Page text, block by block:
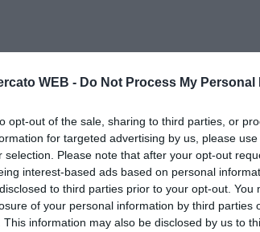
WEB - Do Not Process My Personal
opt-out of the sale, sharing to third parties, or
for targeted advertising by us, please
selection. Please note that after your opt-out
interest-based ads based on personal
to third parties prior to your opt-out. You
of your personal information by third parties
This information may also be disclosed by us to